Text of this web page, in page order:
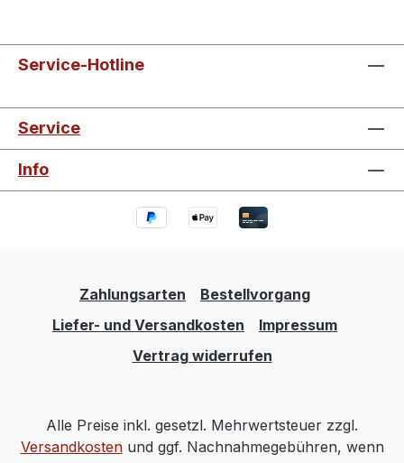
Service-Hotline
Service
Info
Zahlungsarten
Bestellvorgang
Liefer- und Versandkosten
Impressum
Vertrag widerrufen
Alle Preise inkl. gesetzl. Mehrwertsteuer zzgl.
Versandkostenund ggf. Nachnahmegebühren, wenn